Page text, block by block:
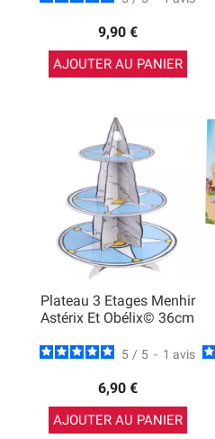
9,90 €
AJOUTER AU PANIER
Plateau 3 Etages Menhir
Astérix Et Obélix© 36cm
5 / 5 - 1 avis
6,90 €
AJOUTER AU PANIER